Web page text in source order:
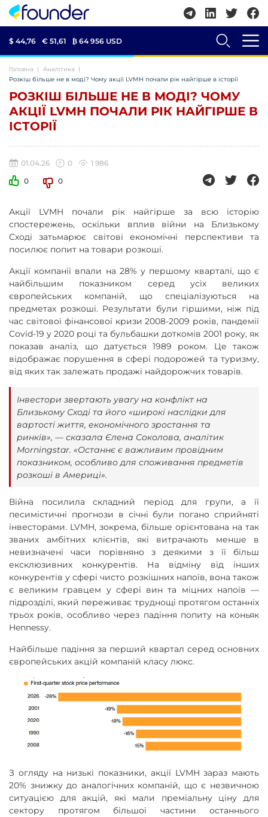
$ 44,76 € 51,61 ₿ 64 956 USD
Головна
Аналітика
Розкіш більше не в моді? Чому акції LVMH почали рік найгірше в історії
РОЗКІШ БІЛЬШЕ НЕ В МОДІ? ЧОМУ
АКЦІЇ LVMH ПОЧАЛИ РІК НАЙГІРШЕ В
ІСТОРІЇ
01.04.26 0
1 986
0
0
Акції LVMH почали рік найгірше за всю історію
спостережень, оскільки вплив війни на Близькому
Сході затьмарює світові економічні перспективи та
посилює попит на товари розкоші.
Акції компанії впали на 28% у першому кварталі, що є
найбільшим показником серед усіх великих
європейських компаній, що спеціалізуються на
предметах розкоші. Результати були гіршими, ніж під
час світової фінансової кризи 2008-2009 років, пандемії
Covid-19 у 2020 році та бульбашки доткомів 2001 року, як
показав аналіз, що датується 1989 роком. Це також
відображає порушення в сфері подорожей та туризму,
від яких так залежать продажі найдорожчих товарів.
Інвестори звертають увагу на конфлікт на
Близькому Сході та його «широкі наслідки для
вартості життя, економічного зростання та
ринків», — сказала Єлена Соколова, аналітик
Morningstar. «Останнє є важливим провідним
показником, особливо для споживання предметів
розкоші в Америці».
Війна посилила складний період для групи, а її
песимістичні прогнози в січні були погано сприйняті
інвесторами. LVMH, зокрема, більше орієнтована на так
званих амбітних клієнтів, які витрачають менше в
невизначені часи порівняно з деякими з її більш
ексклюзивних конкурентів. На відміну від інших
конкурентів у сфері чисто розкішних напоїв, вона також
є великим гравцем у сфері вин та міцних напоїв —
підрозділі, який переживає труднощі протягом останніх
трьох років, особливо через падіння попиту на коньяк
Hennessy.
Найбільше падіння за перший квартал серед основних
європейських акцій компаній класу люкс.
З огляду на низькі показники, акції LVMH зараз мають
20% знижку до аналогічних компаній, що є незвичною
ситуацією для акцій, які мали преміальну ціну для
сектору протягом більшої частини останнього